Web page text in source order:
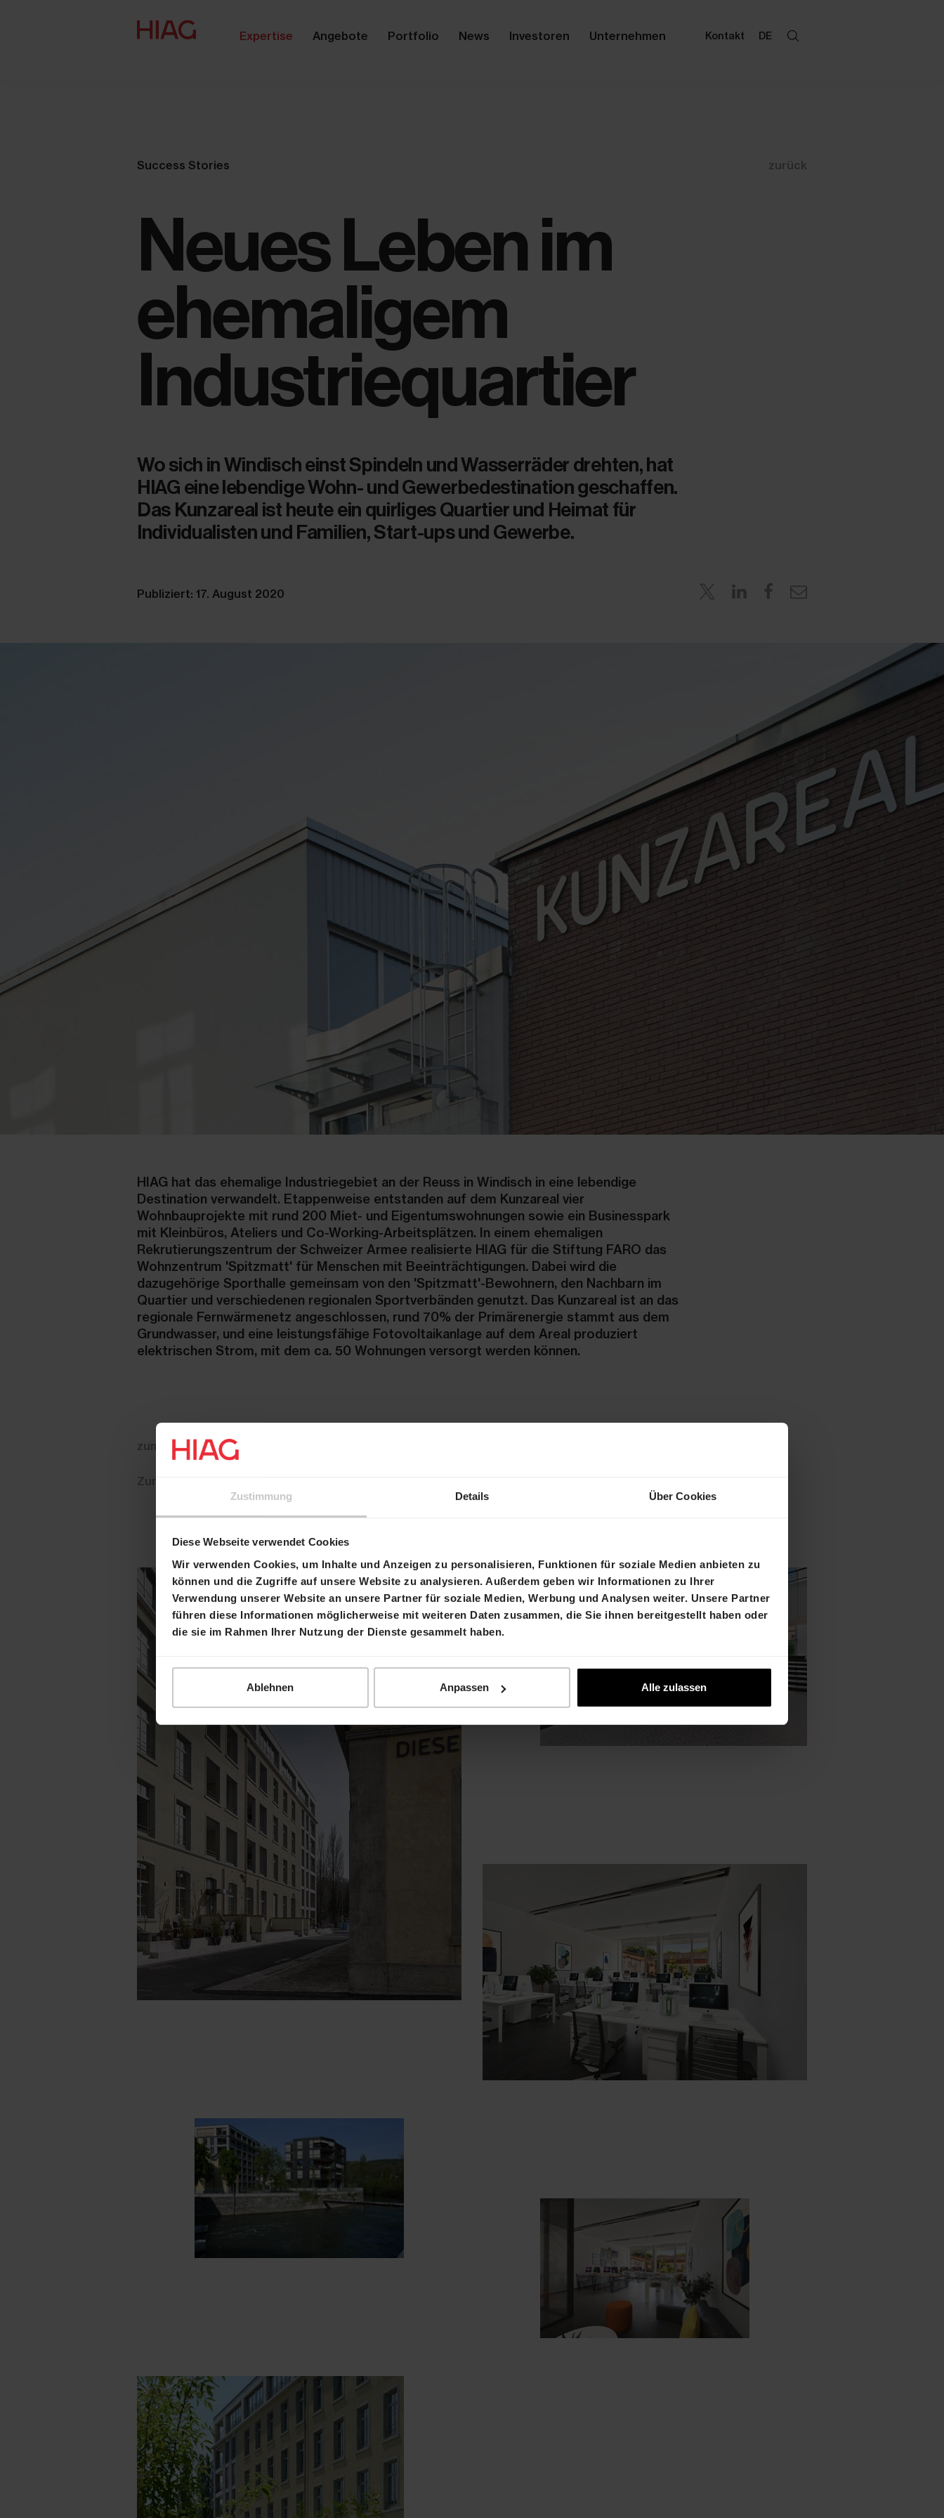
Zustimmung Details Über Cookies
Diese Webseite verwendet Cookies
Wir verwenden Cookies, um Inhalte und Anzeigen zu personalisieren, Funktionen für soziale Medien anbieten zu
können und die Zugriffe auf unsere Website zu analysieren. Außerdem geben wir Informationen zu Ihrer
Verwendung unserer Website an unsere Partner für soziale Medien, Werbung und Analysen weiter. Unsere Partner
führen diese Informationen möglicherweise mit weiteren Daten zusammen, die Sie ihnen bereitgestellt haben oder
die sie im Rahmen Ihrer Nutzung der Dienste gesammelt haben.
Ablehnen Anpassen Alle zulassen
Expertise Angebote Portfolio News Investoren Unternehmen Kontakt DE
Success Stories zurück
Neues Leben im
ehemaligem
Industriequartier
Wo sich in Windisch einst Spindeln und Wasserräder drehten, hat
HIAG eine lebendige Wohn- und Gewerbedestination geschaffen.
Das Kunzareal ist heute ein quirliges Quartier und Heimat für
Individualisten und Familien, Start-ups und Gewerbe.
Publiziert: 17. August 2020
HIAG hat das ehemalige Industriegebiet an der Reuss in Windisch in eine lebendige
Destination verwandelt. Etappenweise entstanden auf dem Kunzareal vier
Wohnbauprojekte mit rund 200 Miet- und Eigentumswohnungen sowie ein Businesspark
mit Kleinbüros, Ateliers und Co-Working-Arbeitsplätzen. In einem ehemaligen
Rekrutierungszentrum der Schweizer Armee realisierte HIAG für die Stiftung FARO das
Wohnzentrum 'Spitzmatt' für Menschen mit Beeinträchtigungen. Dabei wird die
dazugehörige Sporthalle gemeinsam von den 'Spitzmatt'-Bewohnern, den Nachbarn im
Quartier und verschiedenen regionalen Sportverbänden genutzt. Das Kunzareal ist an das
regionale Fernwärmenetz angeschlossen, rund 70% der Primärenergie stammt aus dem
Grundwasser, und eine leistungsfähige Fotovoltaikanlage auf dem Areal produziert
elektrischen Strom, mit dem ca. 50 Wohnungen versorgt werden können.
zum Arealportrait
Zum Kunzareal